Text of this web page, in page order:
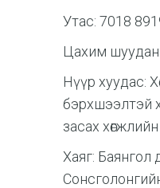
Утас: 7018
Цахим шуудан:
Нүүр хуудас:
бэрхшээлтэй
засах хөгжлийн
Хаяг: Баянгол